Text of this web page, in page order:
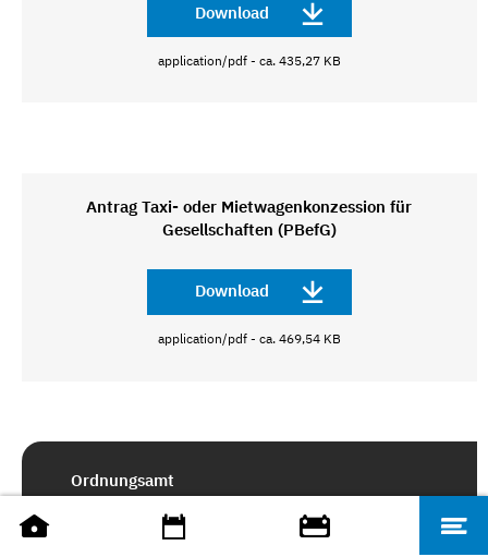
Download
application/pdf - ca. 435,27 KB
Antrag Taxi- oder Mietwagenkonzession für
Gesellschaften (PBefG)
Download
application/pdf - ca. 469,54 KB
Ordnungsamt
Großherzog-Friedrich-Straße 111
66121 Saarbrücken